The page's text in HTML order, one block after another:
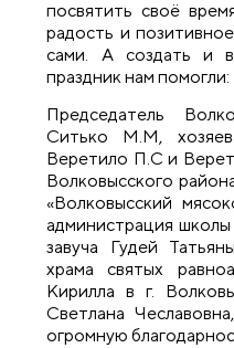
посвятить своё
радость и
сами. А создать и
праздник нам помогли:
Председатель
Ситько М.М,
Веретило П.С и
Волковысского
«Волковысский
администрация
завуча Гудей
храма святых
Кирилла в г.
Светлана
огромную